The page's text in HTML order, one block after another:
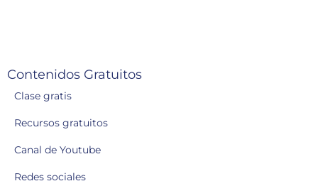
Contenidos Gratuitos
Clase gratis
Recursos gratuitos
Canal de Youtube
Redes sociales